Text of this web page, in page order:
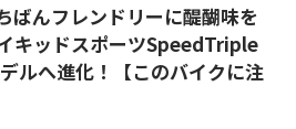
ばんフレンドリーに醍醐味を
キッドスポーツSpeedTriple
ルへ進化！【このバイクに注